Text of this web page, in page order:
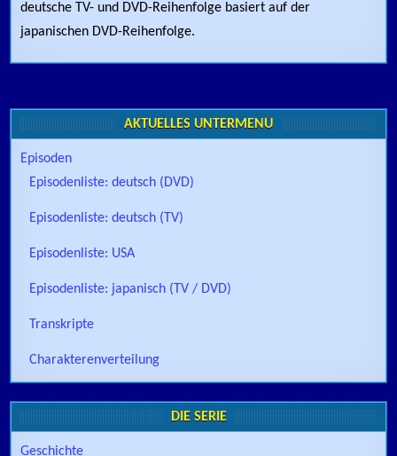
deutsche TV- und DVD-Reihenfolge basiert auf der
japanischen DVD-Reihenfolge.
AKTUELLES UNTERMENÜ
Episoden
Episodenliste: deutsch (DVD)
Episodenliste: deutsch (TV)
Episodenliste: USA
Episodenliste: japanisch (TV / DVD)
Transkripte
Charakterenverteilung
DIE SERIE
Geschichte